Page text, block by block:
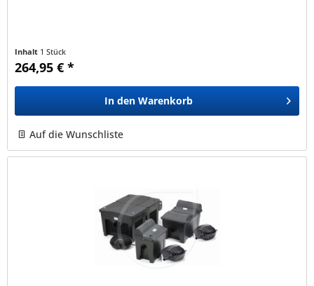
Inhalt 1 Stück
264,95 € *
In den Warenkorb
Auf die Wunschliste